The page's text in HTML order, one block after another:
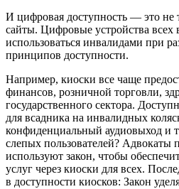
И цифровая доступность — это не
сайты. Цифровые устройства всех
использоваться инвалидами при
принципов доступности.
Например, киоски все чаще
финансов, розничной торговли,
государственного сектора.
для всадника на инвалидных
конфиденциальный аудиовыход и
слепых пользователей? Адвокаты
используют закон, чтобы
услуг через киоски для всех.
в доступности киосков: Закон